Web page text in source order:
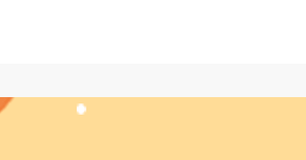
!= true) { return true; } }